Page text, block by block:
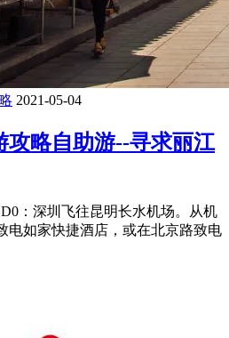
2021-05-04
攻略自助游--寻求丽江
：深圳飞往昆明长水机场。从机
电如家快捷酒店，或在北京路致电